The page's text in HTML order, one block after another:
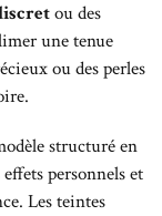
ou des
une tenue
ou des perles
structuré en
personnels et
Les teintes